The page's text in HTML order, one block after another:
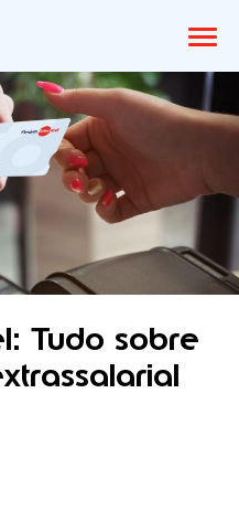
Tudo sobre